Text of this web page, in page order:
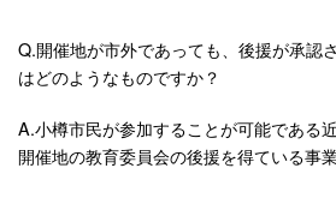
Q.開催地が市外であっても、後援が承認
はどのようなものですか？
A.小樽市民が参加することが可能である
開催地の教育委員会の後援を得ている事業